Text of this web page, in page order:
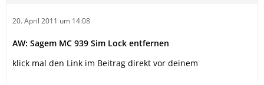
20. April 2011 um 14:08
AW: Sagem MC 939 Sim Lock entfernen
klick mal den Link im Beitrag direkt vor deinem